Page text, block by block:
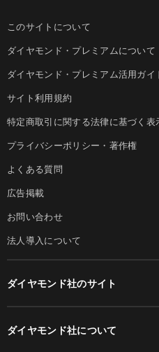
このサイトについて
ダイヤモンド・プレミアムについて
ダイヤモンド・プレミアム活用ガイ
サイト利用規約
特定商取引に関する法律に基づく表
プライバシーポリシー・著作権
よくある質問
広告掲載
お問い合わせ
法人導入について
ダイヤモンド社のサイト
ダイヤモンド社について